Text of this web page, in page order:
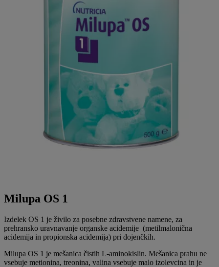
Milupa OS 1
Izdelek OS 1 je živilo za posebne zdravstvene namene, za
prehransko uravnavanje organske acidemije (metilmalonična
acidemija in propionska acidemija) pri dojenčkih.
Milupa OS 1 je mešanica čistih L-aminokislin. Mešanica prahu ne
vsebuje metionina, treonina, valina vsebuje malo izolevcina in je